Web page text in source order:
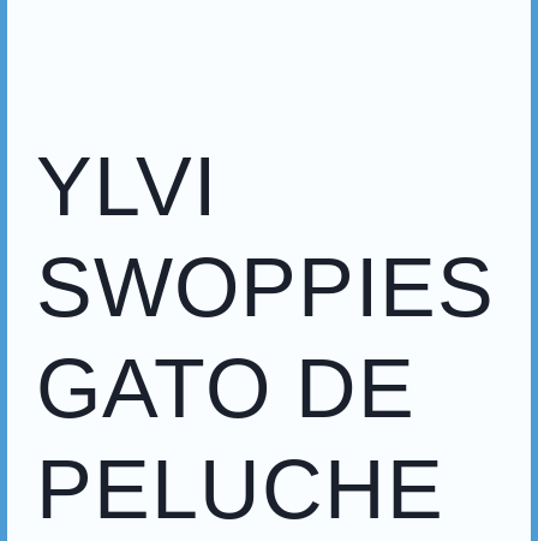
YLVI
SWOPPIES
GATO DE
PELUCHE